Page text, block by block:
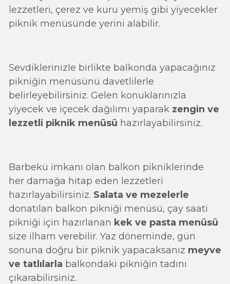
lezzetleri, çerez ve kuru yemiş gibi yiyecekler
piknik menüsünde yerini alabilir.
Sevdiklerinizle birlikte balkonda yapacağınız
pikniğin menüsünü davetlilerle
belirleyebilirsiniz. Gelen konuklarınızla
yiyecek ve içecek dağılımı yaparak zengin ve
lezzetli piknik menüsü hazırlayabilirsiniz.
Barbekü imkanı olan balkon pikniklerinde
her damağa hitap eden lezzetleri
hazırlayabilirsiniz. Salata ve mezelerle
donatılan balkon pikniği menüsü, çay saati
pikniği için hazırlanan kek ve pasta menüsü
size ilham verebilir. Yaz döneminde, gün
sonuna doğru bir piknik yapacaksanız meyve
ve tatlılarla balkondaki pikniğin tadını
çıkarabilirsiniz.